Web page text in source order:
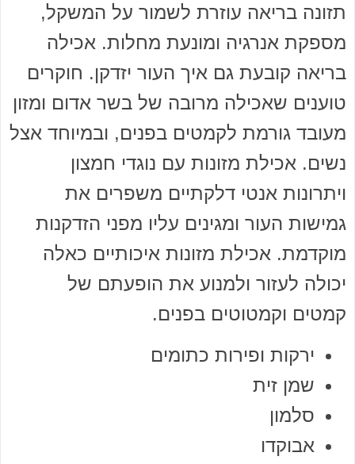
תזונה בריאה עוזרת לשמור על המשקל,
מספקת אנרגיה ומונעת מחלות. אכילה
בריאה קובעת גם איך העור יזדקן. חוקרים
טוענים שאכילה מרובה של בשר אדום ומזון
מעובד גורמת לקמטים בפנים, ובמיוחד אצל
נשים. אכילת מזונות עם נוגדי חמצון
ויתרונות אנטי דלקתיים משפרים את
גמישות העור ומגינים עליו מפני הזדקנות
מוקדמת. אכילת מזונות איכותיים כאלה
יכולה לעזור ולמנוע את הופעתם של
קמטים וקמטוטים בפנים.
ירקות ופירות כתומים
שמן זית
סלמון
אבוקדו